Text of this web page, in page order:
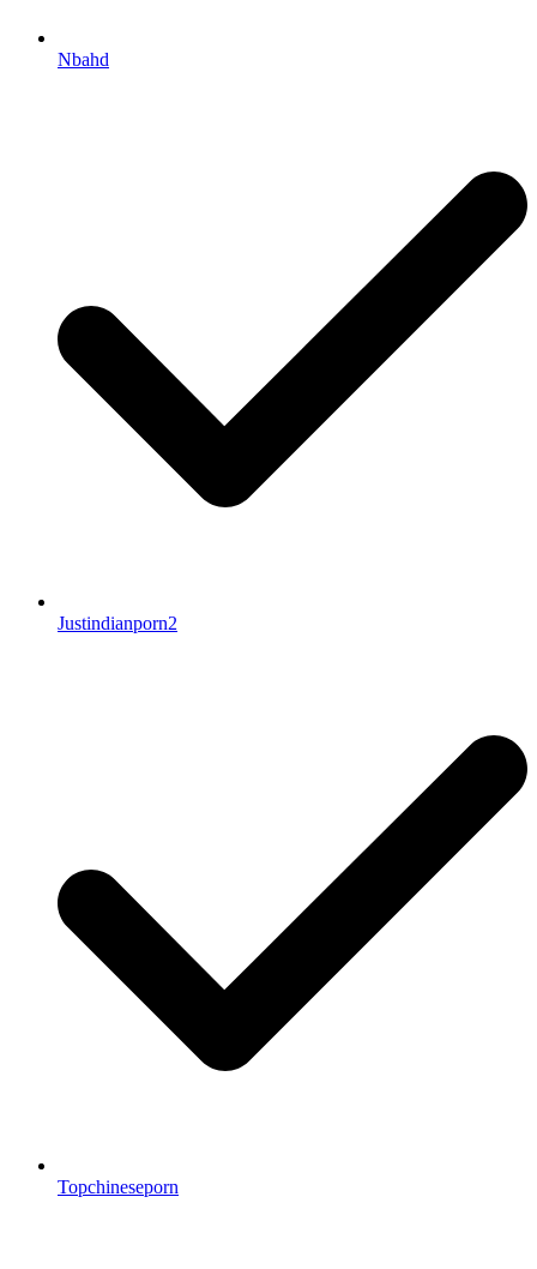
Nbahd
Justindianporn2
Topchineseporn